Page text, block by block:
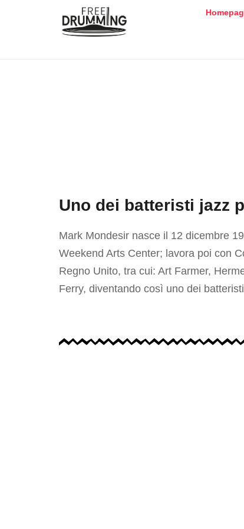
Uno dei batteristi jazz
Mark Mondesir nasce il 12 dicembre
Weekend Arts Center; lavora poi con
Regno Unito, tra cui: Art Farmer,
Ferry, diventando così uno dei